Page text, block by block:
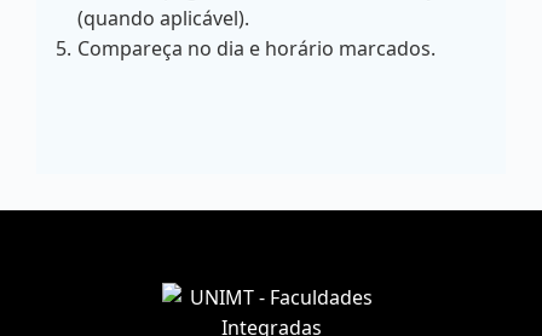
(quando aplicável).
Compareça no dia e horário marcados.